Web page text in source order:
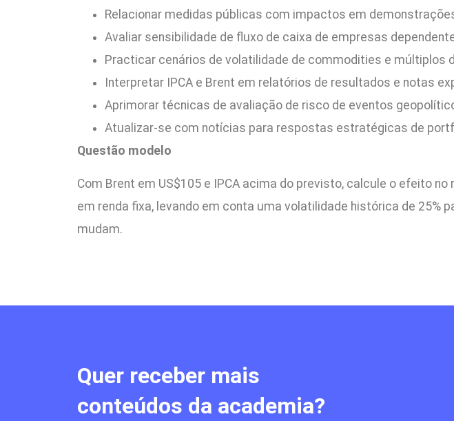
Relacionar medidas públicas com impactos em
Avaliar sensibilidade de fluxo de caixa de empresas
Practicar cenários de volatilidade de commodities e múltiplos
Interpretar IPCA e Brent em relatórios de resultados e notas
Aprimorar técnicas de avaliação de risco de eventos
Atualizar-se com notícias para respostas estratégicas de
Questão modelo
Com Brent em US$105 e IPCA acima do previsto, calcule o efeito
em renda fixa, levando em conta uma volatilidade histórica de 25%
mudam.
Quer receber mais
conteúdos da academia?